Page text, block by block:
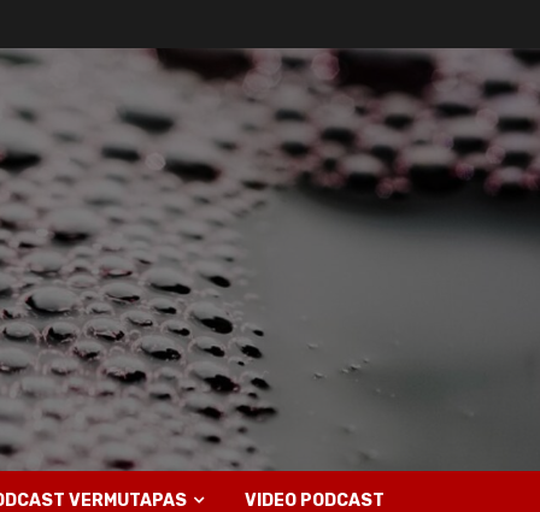
VERMUTAPAS VIDEO PODCAST